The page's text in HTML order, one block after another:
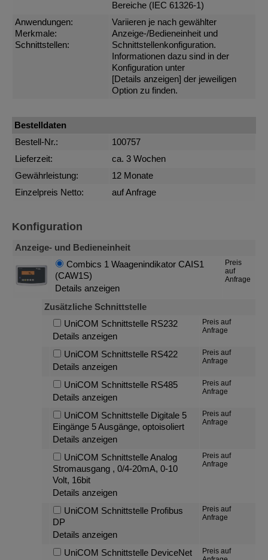
Bereiche (IEC 61326-1)
Anwendungen:
Merkmale:
Schnittstellen:
Variieren je nach gewählter
Anzeige-/Bedieneinheit und
Schnittstellenkonfiguration.
Informationen dazu sind in der
Konfiguration unter
[Details anzeigen] der jeweiligen
Option zu finden.
Bestelldaten
Bestell-Nr.:
100757
Lieferzeit:
ca. 3 Wochen
Gewährleistung:
12 Monate
Einzelpreis Netto:
auf Anfrage
Konfiguration
Anzeige- und Bedieneinheit
Combics 1 Waagenindikator CAIS1
(CAW1S)
Details anzeigen
Preis
auf
Anfrage
Zusätzliche Schnittstelle
UniCOM Schnittstelle RS232
Details anzeigen
Preis auf
Anfrage
UniCOM Schnittstelle RS422
Details anzeigen
Preis auf
Anfrage
UniCOM Schnittstelle RS485
Details anzeigen
Preis auf
Anfrage
UniCOM Schnittstelle Digitale 5
Eingänge 5 Ausgänge, optoisoliert
Details anzeigen
Preis auf
Anfrage
UniCOM Schnittstelle Analog
Stromausgang , 0/4-20mA, 0-10
Volt, 16bit
Details anzeigen
Preis auf
Anfrage
UniCOM Schnittstelle Profibus
DP
Details anzeigen
Preis auf
Anfrage
UniCOM Schnittstelle DeviceNet
Preis auf